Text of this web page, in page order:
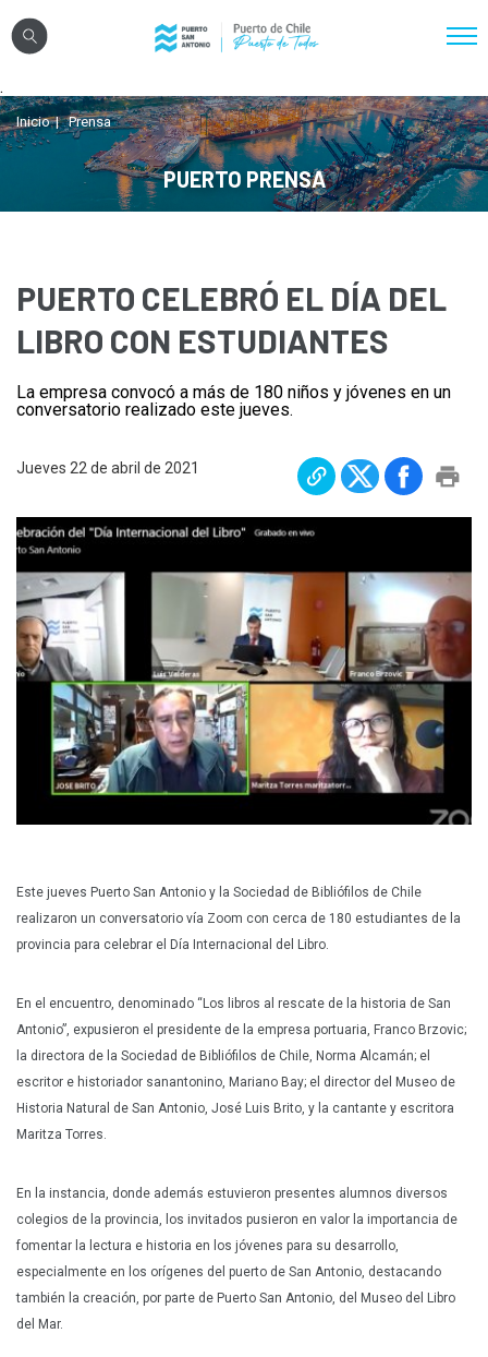
Nosotros
Sistema Portuario
Sostenibilidad
Transparencia
Registro Proveedores
Reglamentos
Prensa
Denuncias
Preguntas Frecuentes
Contáctenos
.
Inicio Prensa
PUERTO PRENSA
PUERTO CELEBRÓ EL DÍA DEL
LIBRO CON ESTUDIANTES
La empresa convocó a más de 180 niños y jóvenes en un
conversatorio realizado este jueves.
Jueves 22 de abril de 2021
Este jueves Puerto San Antonio y la Sociedad de Bibliófilos de Chile
realizaron un conversatorio vía Zoom con cerca de 180 estudiantes de la
provincia para celebrar el Día Internacional del Libro.
En el encuentro, denominado “Los libros al rescate de la historia de San
Antonio”, expusieron el presidente de la empresa portuaria, Franco Brzovic;
la directora de la Sociedad de Bibliófilos de Chile, Norma Alcamán; el
escritor e historiador sanantonino, Mariano Bay; el director del Museo de
Historia Natural de San Antonio, José Luis Brito, y la cantante y escritora
Maritza Torres.
En la instancia, donde además estuvieron presentes alumnos diversos
colegios de la provincia, los invitados pusieron en valor la importancia de
fomentar la lectura e historia en los jóvenes para su desarrollo,
especialmente en los orígenes del puerto de San Antonio, destacando
también la creación, por parte de Puerto San Antonio, del Museo del Libro
del Mar.